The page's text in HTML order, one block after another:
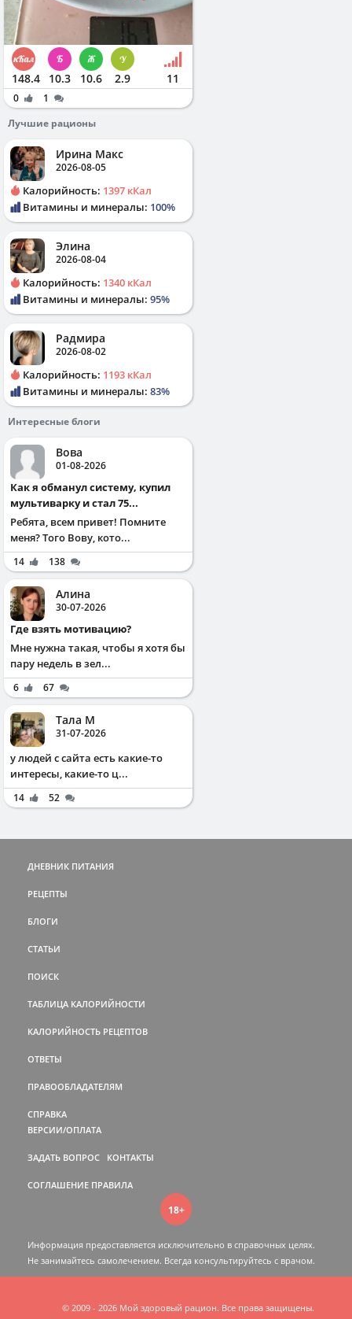
148.4 10.3 10.6 2.9 11
0
1
Лучшие рационы
Ирина Макс
2026-08-05
Калорийность: 1397 кКал
Витамины и минералы: 100%
Элина
2026-08-04
Калорийность: 1340 кКал
Витамины и минералы: 95%
Радмира
2026-08-02
Калорийность: 1193 кКал
Витамины и минералы: 83%
Интересные блоги
Вова
01-08-2026
Как я обманул систему, купил
мультиварку и стал 75...
Ребята, всем привет! Помните
меня? Того Вову, кото...
14 138
Алина
30-07-2026
Где взять мотивацию?
Мне нужна такая, чтобы я хотя бы
пару недель в зел...
6 67
Тала М
31-07-2026
у людей с сайта есть какие-то
интересы, какие-то ц...
14 52
ДНЕВНИК ПИТАНИЯ
РЕЦЕПТЫ
БЛОГИ
СТАТЬИ
ПОИСК
ТАБЛИЦА КАЛОРИЙНОСТИ
КАЛОРИЙНОСТЬ РЕЦЕПТОВ
ОТВЕТЫ
ПРАВООБЛАДАТЕЛЯМ
СПРАВКА
ВЕРСИИ/ОПЛАТА
ЗАДАТЬ ВОПРОС КОНТАКТЫ
СОГЛАШЕНИЕ ПРАВИЛА
18+
Информация предоставляется исключительно в справочных целях.
Не занимайтесь самолечением. Всегда консультируйтесь c врачом.
© 2009 - 2026 Мой здоровый рацион. Все права защищены.